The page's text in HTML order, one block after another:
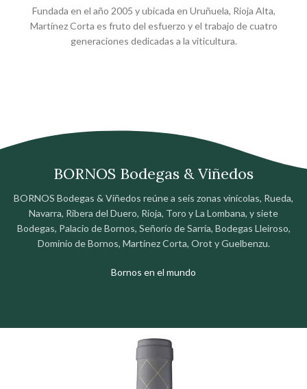
Fundada en el año 2005 y ubicada en Uruñuela, Rioja Alta,
Martínez Corta es fruto del esfuerzo y el trabajo de cuatro
generaciones dedicadas a la viticultura.
BORNOS Bodegas & Viñedos
BORNOS Bodegas & Viñedos reúne a seis zonas vinícolas, Rueda,
Navarra, Ribera del Duero, Rioja, Toro y La Lombana, y siete
Bodegas, Palacio de Bornos, Señorío de Sarría, Bodegas Lleiroso,
Dominio de Bornos, Martínez Corta, Orot y Guelbenzu.
Bornos en el mundo